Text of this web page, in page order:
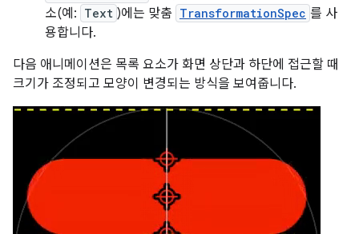
소(예: Text )에는 맞춤 TransformationSpec 를 사
용합니다.
다음 애니메이션은 목록 요소가 화면 상단과 하단에 접근할 때
크기가 조정되고 모양이 변경되는 방식을 보여줍니다.